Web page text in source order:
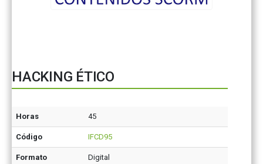
HACKING ÉTICO
Horas 45
Código IFCD95
Formato Digital